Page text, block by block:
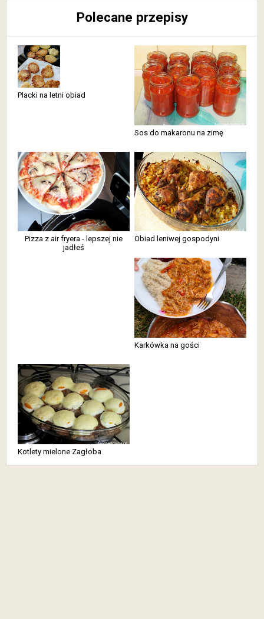
Polecane przepisy
Placki na letni obiad
Sos do makaronu na zimę
Pizza z air fryera - lepszej nie
jadłeś
Obiad leniwej gospodyni
Karkówka na gości
Kotlety mielone Zagłoba